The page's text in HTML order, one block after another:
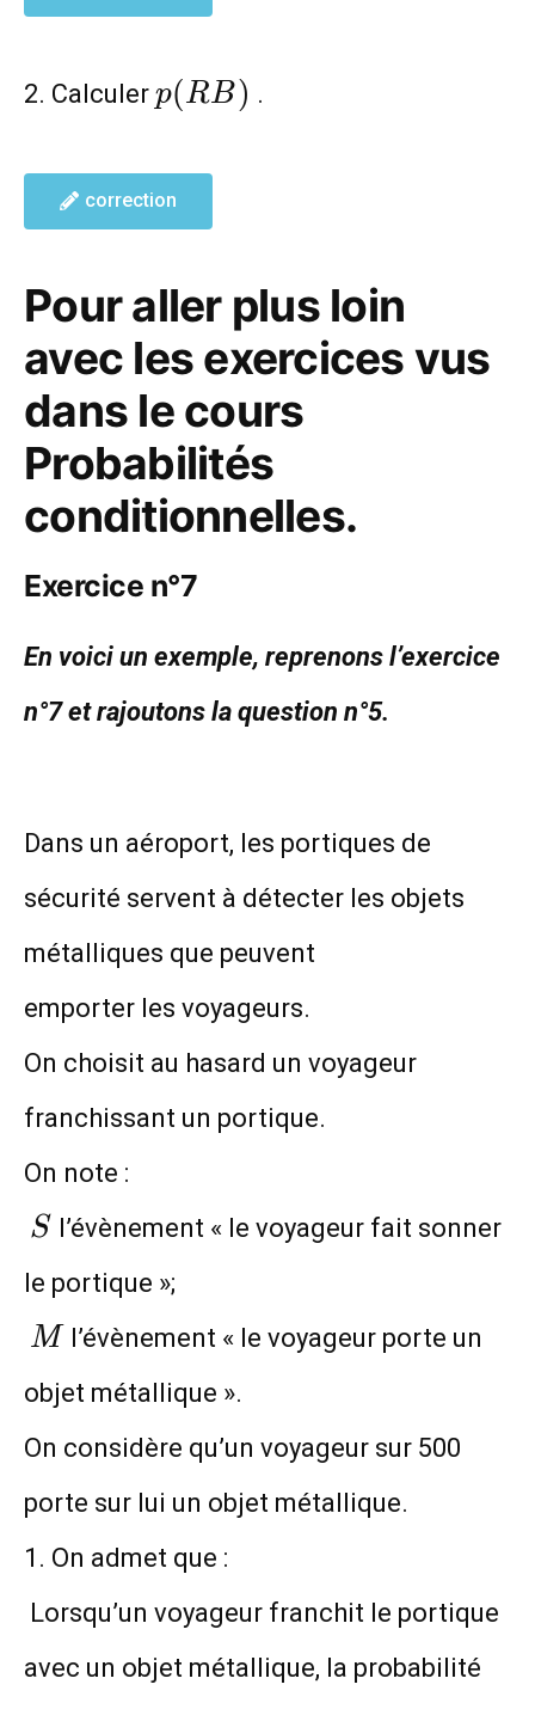
2. Calculer p(RB)
p(RB) .
correction
Pour aller plus loin
avec les exercices vus
dans le cours
Probabilités
conditionnelles.
Exercice n°7
En voici un exemple, reprenons l’exercice
n°7 et rajoutons la question n°5.
Dans un aéroport, les portiques de
sécurité servent à détecter les objets
métalliques que peuvent
emporter les voyageurs.
On choisit au hasard un voyageur
franchissant un portique.
On note :
S
S l’évènement « le voyageur fait sonner
le portique »;
M
M l’évènement « le voyageur porte un
objet métallique ».
On considère qu’un voyageur sur 500
porte sur lui un objet métallique.
1. On admet que :
Lorsqu’un voyageur franchit le portique
avec un objet métallique, la probabilité